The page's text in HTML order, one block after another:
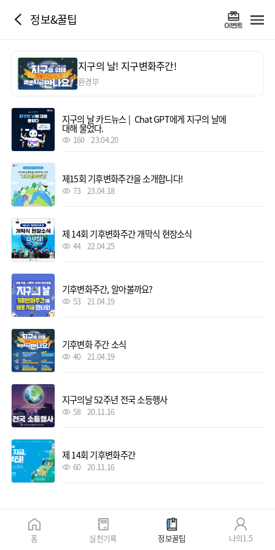
정보&꿀팁
지구의 날! 지구변화주간!
환경부
지구의 날 카드뉴스 | Chat GPT에게 지구의 날에
대해 물었다.
160 23.04.20
제15회 기후변화주간을 소개합니다!
73 23.04.18
제 14회 기후변화주간 개막식 현장소식
44 22.04.25
기후변화주간, 알아볼까요?
53 21.04.19
기후변화 주간 소식
40 21.04.19
지구의날 52주년 전국 소등행사
58 20.11.16
제 14회 기후변화주간
60 20.11.16
홈 실천기록 정보꿀팁 나의1.5